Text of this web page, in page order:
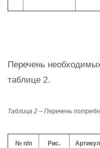
Перечень
таблице 2.
Таблица 2 – Перечень
№ п/п Рис. Артикул